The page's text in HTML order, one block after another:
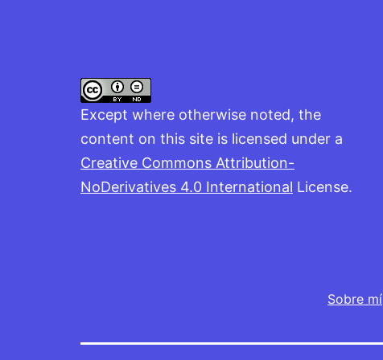
Except where otherwise noted, the
content on this site is licensed under a
Creative Commons Attribution-
NoDerivatives 4.0 International License.
Sobre mí